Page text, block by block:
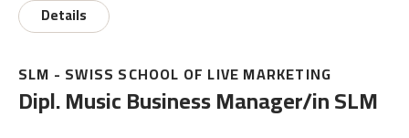
Details
SLM - SWISS SCHOOL OF LIVE MARKETING
Dipl. Music Business Manager/in SLM